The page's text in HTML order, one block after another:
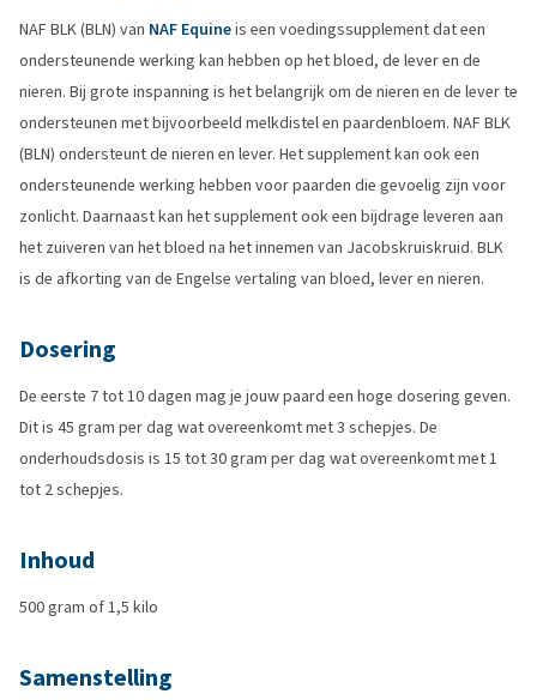
NAF BLK (BLN) van NAF Equineis een voedingssupplement dat een
ondersteunende werking kan hebben op het bloed, de lever en de
nieren. Bij grote inspanning is het belangrijk om de nieren en de lever te
ondersteunen met bijvoorbeeld melkdistel en paardenbloem. NAF BLK
(BLN) ondersteunt de nieren en lever. Het supplement kan ook een
ondersteunende werking hebben voor paarden die gevoelig zijn voor
zonlicht. Daarnaast kan het supplement ook een bijdrage leveren aan
het zuiveren van het bloed na het innemen van Jacobskruiskruid. BLK
is de afkorting van de Engelse vertaling van bloed, lever en nieren.
Dosering
De eerste 7 tot 10 dagen mag je jouw paard een hoge dosering geven.
Dit is 45 gram per dag wat overeenkomt met 3 schepjes. De
onderhoudsdosis is 15 tot 30 gram per dag wat overeenkomt met 1
tot 2 schepjes.
Inhoud
500 gram of 1,5 kilo
Samenstelling